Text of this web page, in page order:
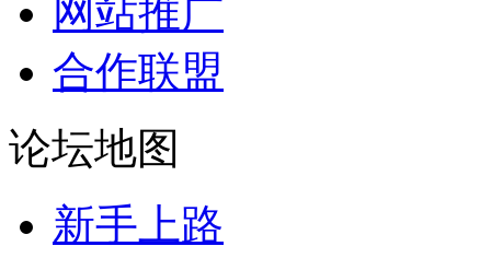
网站推广
合作联盟
论坛地图
新手上路